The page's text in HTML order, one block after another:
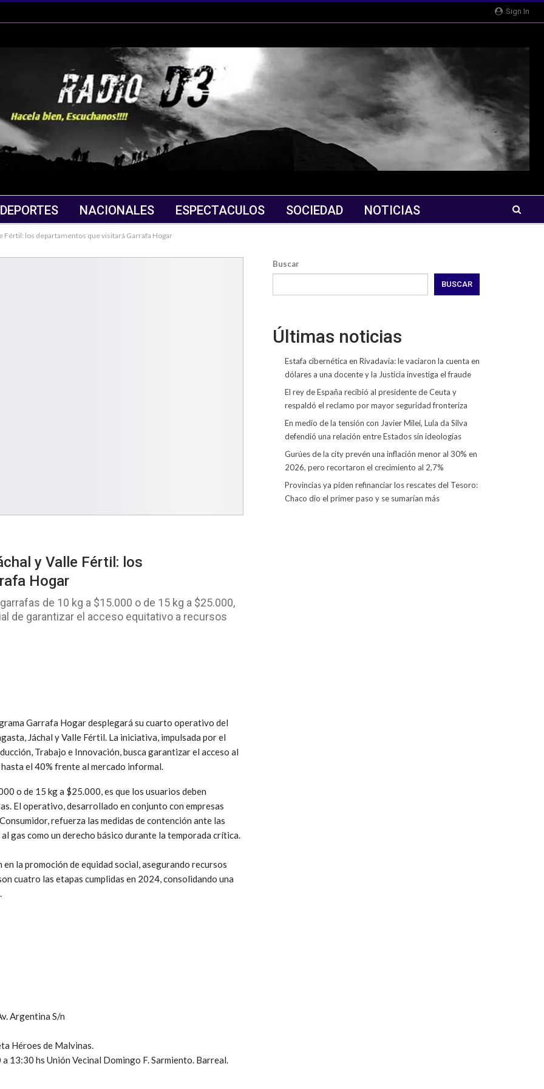
Sign In
DEPORTES NACIONALES ESPECTACULOS SOCIEDAD NOTICIAS
Fértil: los departamentos que visitará Garrafa Hogar
y Valle Fértil: los
Hogar
de 10 kg a $15.000 o de 15 kg a $25.000,
de garantizar el acceso equitativo a recursos
Garrafa Hogar desplegará su cuarto operativo del
Jáchal y Valle Fértil. La iniciativa, impulsada por el
Trabajo e Innovación, busca garantizar el acceso al
el 40% frente al mercado informal.
o de 15 kg a $25.000, es que los usuarios deben
El operativo, desarrollado en conjunto con empresas
refuerza las medidas de contención ante las
gas como un derecho básico durante la temporada crítica.
la promoción de equidad social, asegurando recursos
cuatro las etapas cumplidas en 2024, consolidando una
Argentina S/n
Héroes de Malvinas.
13:30 hs Unión Vecinal Domingo F. Sarmiento. Barreal.
Buscar
BUSCAR
Últimas noticias
Estafa cibernética en Rivadavia: le vaciaron la cuenta en
dólares a una docente y la Justicia investiga el fraude
El rey de España recibió al presidente de Ceuta y
respaldó el reclamo por mayor seguridad fronteriza
En medio de la tensión con Javier Milei, Lula da Silva
defendió una relación entre Estados sin ideologías
Gurúes de la city prevén una inflación menor al 30% en
2026, pero recortaron el crecimiento al 2,7%
Provincias ya piden refinanciar los rescates del Tesoro:
Chaco dio el primer paso y se sumarían más